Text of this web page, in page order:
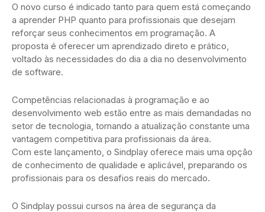
O novo curso é indicado tanto para quem está começando
a aprender PHP quanto para profissionais que desejam
reforçar seus conhecimentos em programação. A
proposta é oferecer um aprendizado direto e prático,
voltado às necessidades do dia a dia no desenvolvimento
de software.
Competências relacionadas à programação e ao
desenvolvimento web estão entre as mais demandadas no
setor de tecnologia, tornando a atualização constante uma
vantagem competitiva para profissionais da área.
Com este lançamento, o Sindplay oferece mais uma opção
de conhecimento de qualidade e aplicável, preparando os
profissionais para os desafios reais do mercado.
O Sindplay possui cursos na área de segurança da